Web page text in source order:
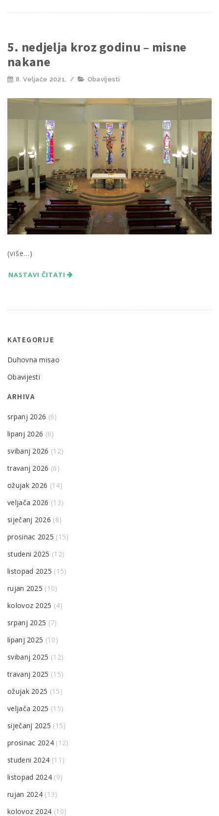
5. nedjelja kroz godinu – misne
nakane
8. Veljače 2021. / Obavijesti
(više…)
NASTAVI ČITATI
KATEGORIJE
Duhovna misao
Obavijesti
ARHIVA
srpanj 2026 (6)
lipanj 2026 (6)
svibanj 2026 (12)
travanj 2026 (6)
ožujak 2026 (14)
veljača 2026 (13)
siječanj 2026 (8)
prosinac 2025 (15)
studeni 2025 (12)
listopad 2025 (15)
rujan 2025 (10)
kolovoz 2025 (4)
srpanj 2025 (7)
lipanj 2025 (10)
svibanj 2025 (12)
travanj 2025 (15)
ožujak 2025 (15)
veljača 2025 (15)
siječanj 2025 (15)
prosinac 2024(12)
studeni 2024 (11)
listopad 2024(9)
rujan 2024 (13)
kolovoz 2024 (10)